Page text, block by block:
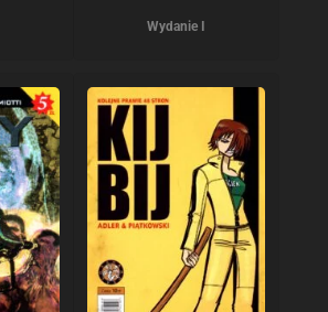
Wydanie I